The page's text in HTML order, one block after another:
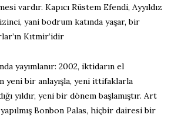
vardır. Kapıcı Rüstem Efendi, Ayyıldız
yani bodrum katında yaşar, bir
Kıtmir’idir
yayımlanır: 2002, iktidarın el
yeni bir anlayışla, yeni ittifaklarla
yıldır, yeni bir dönem başlamıştır. Art
Bonbon Palas, hiçbir dairesi bir